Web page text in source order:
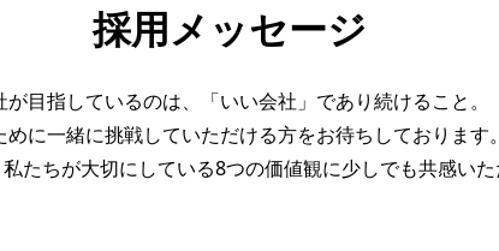
採用メッセージ
が目指しているのは、「いい会社」であり続けること。
めに一緒に挑戦していただける方をお待ちしております
たちが大切にしている8つの価値観に少しでも共感い